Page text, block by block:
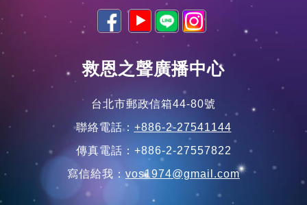
官方帳號
救恩之聲廣播中心
台北市郵政信箱44-80號
聯絡電話：+886-2-27541144
傳真電話：+886-2-27557822